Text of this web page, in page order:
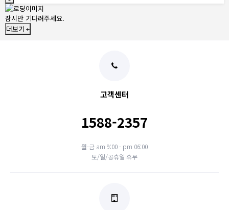
잠시만 기다려주세요.
더보기 +
고객센터
1588-2357
월-금 am 9:00 - pm 06:00
토/일/공휴일 휴무